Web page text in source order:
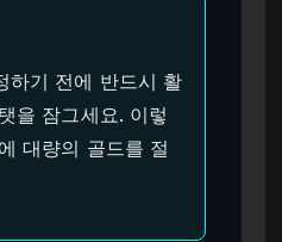
하기 전에 반드시 활
을 잠그세요. 이렇
대량의 골드를 절